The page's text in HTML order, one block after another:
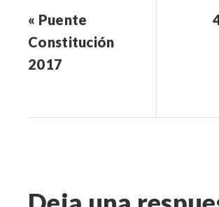
« Puente
Constitución
2017